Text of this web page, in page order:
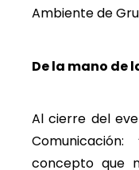
Ambiente de
De la mano de
Al cierre del
concepto que